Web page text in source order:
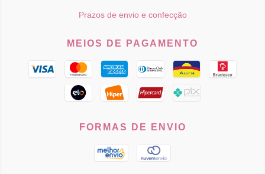
Prazos de envio e confecção
MEIOS DE PAGAMENTO
FORMAS DE ENVIO